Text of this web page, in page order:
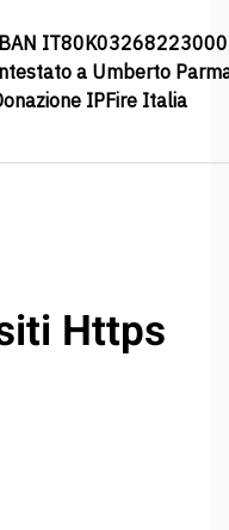
a Umberto
IPFire Italia
Https